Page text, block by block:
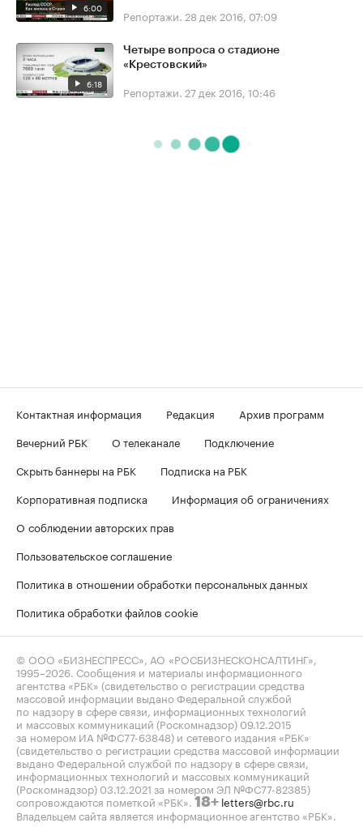
6:00 Репортажи. 28 дек 2016, 07:09
6:18
Четыре вопроса о стадионе
«Крестовский»
Репортажи. 27 дек 2016, 10:46
Контактная информация Редакция
Архив программ
Вечерний РБК
О телеканале
Подключение
Скрыть баннеры на РБК
Подписка на РБК
Корпоративная подписка
Информация об ограничениях
О соблюдении авторских прав
Пользовательское соглашение
Политика в отношении обработки персональных данных
Политика обработки файлов cookie
© ООО «БИЗНЕСПРЕСС», АО «РОСБИЗНЕСКОНСАЛТИНГ»,
1995–2026 . Сообщения и материалы информационного
агентства «РБК» (свидетельство о регистрации средства
массовой информации выдано Федеральной службой
по надзору в сфере связи, информационных технологий
и массовых коммуникаций (Роскомнадзор) 09.12.2015
за номером ИА №ФС77-63848) и сетевого издания «РБК»
(свидетельство о регистрации средства массовой информации
выдано Федеральной службой по надзору в сфере связи,
информационных технологий и массовых коммуникаций
(Роскомнадзор) 03.12.2021 за номером ЭЛ №ФС77-82385)
сопровождаются пометкой «РБК». 18+ letters@rbc.ru
Владельцем сайта является информационное агентство «РБК».